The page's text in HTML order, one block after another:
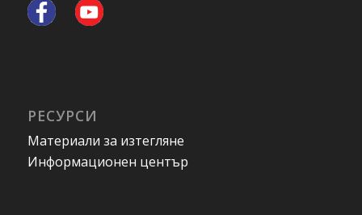
РЕСУРСИ
Материали за изтегляне
Информационен център